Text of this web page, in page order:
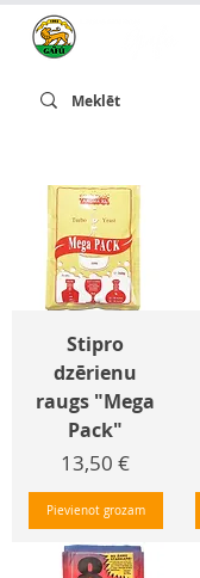
Stipro
dzērienu
raugs "Mega
Pack"
Cena
13,50 €
Pievienot grozam